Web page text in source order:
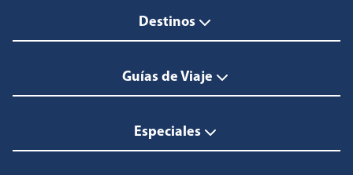
Destinos
Guías de Viaje
Especiales